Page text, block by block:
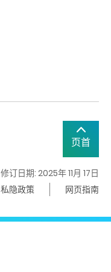
页首
修订日期: 2025年 11月 17日
私隐政策 网页指南